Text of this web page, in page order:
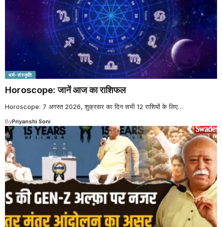
धर्म-संस्कृति
Horoscope: जानें आज का राशिफल
Horoscope: 7 अगस्त 2026, शुक्रवार का दिन सभी 12 राशियों के लिए…
ByPriyanshi Soni